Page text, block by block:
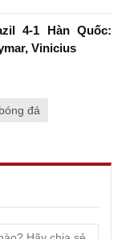
4-1 Hàn Quốc:
Vinicius
đá